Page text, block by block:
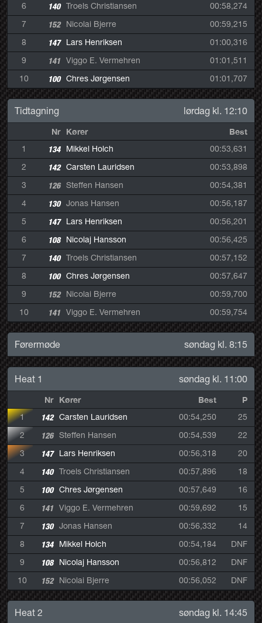
6
140 Troels Christiansen
00:58,274
7
152 Nicolai Bjerre
00:59,215
8
147 Lars Henriksen
01:00,316
9
141 Viggo E. Vermehren
01:01,511
10
100 Chres Jørgensen 01:01,707
Tidtagning lørdag kl. 12:10
Nr Kører Best
1 134 Mikkel Holch
00:53,631
2
142 Carsten Lauridsen
00:53,898
3
126 Steffen Hansen
00:54,381
4
130 Jonas Hansen
00:56,187
5
147 Lars Henriksen
00:56,201
6
108 Nicolaj Hansson
00:56,425
7
140 Troels Christiansen
00:57,152
8
100 Chres Jørgensen
00:57,647
9
152 Nicolai Bjerre
00:59,700
10
141 Viggo E. Vermehren 00:59,754
Førermøde søndag kl. 8:15
Heat 1 søndag kl. 11:00
Nr Kører Best P
1 142 Carsten Lauridsen 00:54,250
25
2
126 Steffen Hansen 00:54,539
22
3
147 Lars Henriksen 00:56,318
20
4
140 Troels Christiansen 00:57,896
18
5
100 Chres Jørgensen 00:57,649
16
6
141 Viggo E. Vermehren 00:59,692
15
7
130 Jonas Hansen 00:56,332
14
8
134 Mikkel Holch 00:54,184
DNF
9
108 Nicolaj Hansson 00:56,812
DNF
10
152 Nicolai Bjerre 00:56,052 DNF
Heat 2 søndag kl. 14:45